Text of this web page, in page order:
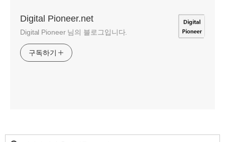
Digital Pioneer.net
Digital Pioneer 님의 블로그입니다.
구독하기